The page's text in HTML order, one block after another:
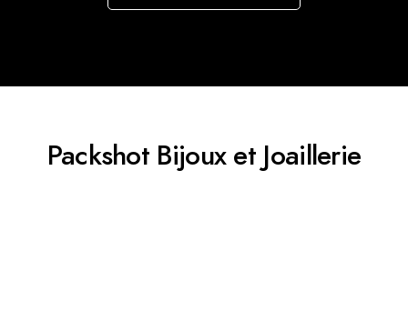
Packshot Bijoux et Joaillerie​